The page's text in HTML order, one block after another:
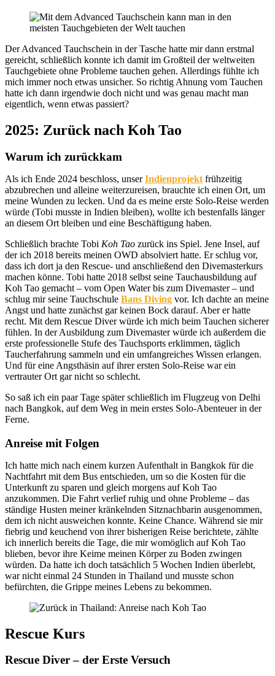
Der Advanced Tauchschein in der Tasche hatte mir dann erstmal
gereicht, schließlich konnte ich damit im Großteil der weltweiten
Tauchgebiete ohne Probleme tauchen gehen. Allerdings fühlte ich
mich immer noch etwas unsicher. So richtig Ahnung vom Tauchen
hatte ich dann irgendwie doch nicht und was genau macht man
eigentlich, wenn etwas passiert?
2025: Zurück nach Koh Tao
Warum ich zurückkam
Als ich Ende 2024 beschloss, unserIndienprojekt frühzeitig
abzubrechen und alleine weiterzureisen, brauchte ich einen Ort, um
meine Wunden zu lecken. Und da es meine erste Solo-Reise werden
würde (Tobi musste in Indien bleiben), wollte ich bestenfalls länger
an diesem Ort bleiben und eine Beschäftigung haben.
Schließlich brachte Tobi Koh Tao zurück ins Spiel. Jene Insel, auf
der ich 2018 bereits meinen OWD absolviert hatte. Er schlug vor,
dass ich dort ja den Rescue- und anschließend den Divemasterkurs
machen könne. Tobi hatte 2018 selbst seine Tauchausbildung auf
Koh Tao gemacht – vom Open Water bis zum Divemaster – und
schlug mir seine Tauchschule Bans Diving vor. Ich dachte an meine
Angst und hatte zunächst gar keinen Bock darauf. Aber er hatte
recht. Mit dem Rescue Diver würde ich mich beim Tauchen sicherer
fühlen. In der Ausbildung zum Divemaster würde ich außerdem die
erste professionelle Stufe des Tauchsports erklimmen, täglich
Taucherfahrung sammeln und ein umfangreiches Wissen erlangen.
Und für eine Angsthäsin auf ihrer ersten Solo-Reise war ein
vertrauter Ort gar nicht so schlecht.
So saß ich ein paar Tage später schließlich im Flugzeug von Delhi
nach Bangkok, auf dem Weg in mein erstes Solo-Abenteuer in der
Ferne.
Anreise mit Folgen
Ich hatte mich nach einem kurzen Aufenthalt in Bangkok für die
Nachtfahrt mit dem Bus entschieden, um so die Kosten für die
Unterkunft zu sparen und gleich morgens auf Koh Tao
anzukommen. Die Fahrt verlief ruhig und ohne Probleme – das
ständige Husten meiner kränkelnden Sitznachbarin ausgenommen,
dem ich nicht ausweichen konnte. Keine Chance. Während sie mir
fiebrig und keuchend von ihrer bisherigen Reise berichtete, zählte
ich innerlich bereits die Tage, die mir womöglich auf Koh Tao
blieben, bevor ihre Keime meinen Körper zu Boden zwingen
würden. Da hatte ich doch tatsächlich 5 Wochen Indien überlebt,
war nicht einmal 24 Stunden in Thailand und musste schon
befürchten, die Grippe meines Lebens zu bekommen.
Rescue Kurs
Rescue Diver – der Erste Versuch